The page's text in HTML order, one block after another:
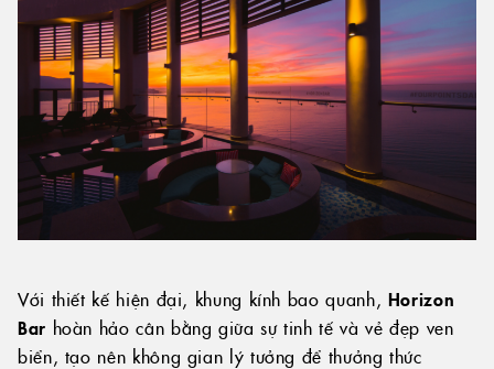
Với thiết kế hiện đại, khung kính bao quanh, Horizon
Bar hoàn hảo cân bằng giữa sự tinh tế và vẻ đẹp ven
biển, tạo nên không gian lý tưởng để thưởng thức